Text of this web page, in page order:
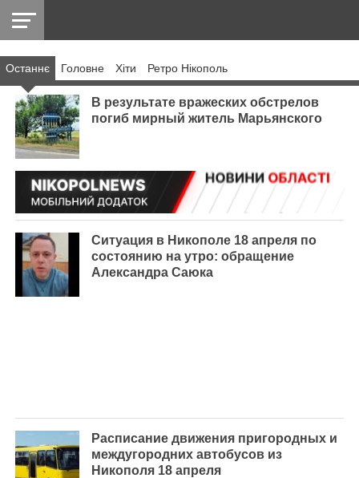
НІКОПОЛЬ
РАЙОН
СІЧЕСЛАВСЬКА
УКРАЇНА
РЕТРО
НІКОПОЛЬ
ЛАЙТ
УКРАЇНА
ДОПОМОГА
Останнє Головнe Хіти Ретро Нікополь
В результате вражеских обстрелов
погиб мирный житель Марьянского
Ситуация в Никополе 18 апреля по
состоянию на утро: обращение
Александра Саюка
Расписание движения пригородных и
междугородних автобусов из
Никополя 18 апреля